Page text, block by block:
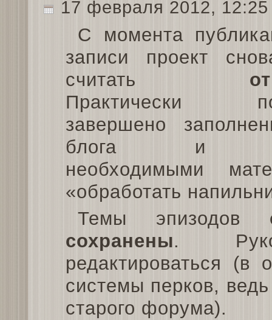
17 февраля 2012,
С момента
записи проект
считать
Практически
завершено
блога и
необходимыми
«обработать
Темы эпизодов
сохранены.
редактироваться (в
системы перков,
старого форума).